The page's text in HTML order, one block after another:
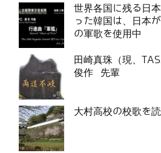
世界各国に残る日
った韓国は、日本
の軍歌を使用中
田崎真珠（現、
俊作 先輩
大村高校の校歌を